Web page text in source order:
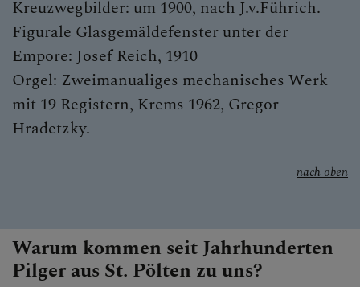
Kreuzwegbilder: um 1900, nach J.v.Führich.
Figurale Glasgemäldefenster unter der
Empore: Josef Reich, 1910
Orgel: Zweimanualiges mechanisches Werk
mit 19 Registern, Krems 1962, Gregor
Hradetzky.
nach oben
Warum kommen seit Jahrhunderten
Pilger aus St. Pölten zu uns?